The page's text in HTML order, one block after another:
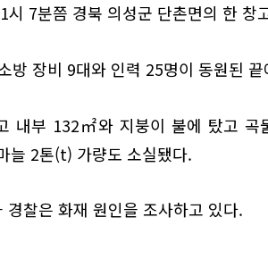
시 7분쯤 경북 의성군 단촌면의 한 창
방 장비 9대와 인력 25명이 동원된
내부 132㎡와 지붕이 불에 탔고 곡
늘 2톤(t) 가량도 소실됐다.
경찰은 화재 원인을 조사하고 있다.